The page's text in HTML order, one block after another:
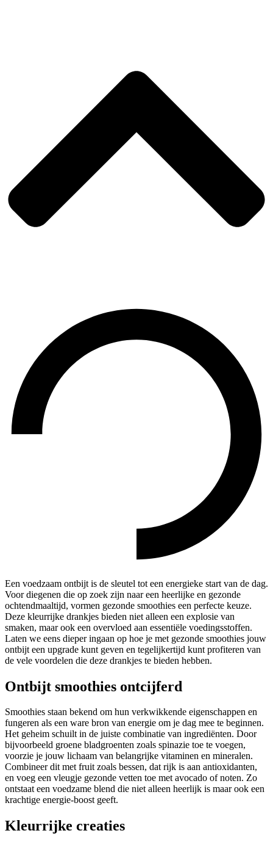
Een voedzaam ontbijt is de sleutel tot een energieke start van de dag.
Voor diegenen die op zoek zijn naar een heerlijke en gezonde
ochtendmaaltijd, vormen gezonde smoothies een perfecte keuze.
Deze kleurrijke drankjes bieden niet alleen een explosie van
smaken, maar ook een overvloed aan essentiële voedingsstoffen.
Laten we eens dieper ingaan op hoe je met gezonde smoothies jouw
ontbijt een upgrade kunt geven en tegelijkertijd kunt profiteren van
de vele voordelen die deze drankjes te bieden hebben.
Ontbijt smoothies ontcijferd
Smoothies staan bekend om hun verkwikkende eigenschappen en
fungeren als een ware bron van energie om je dag mee te beginnen.
Het geheim schuilt in de juiste combinatie van ingrediënten. Door
bijvoorbeeld groene bladgroenten zoals spinazie toe te voegen,
voorzie je jouw lichaam van belangrijke vitaminen en mineralen.
Combineer dit met fruit zoals bessen, dat rijk is aan antioxidanten,
en voeg een vleugje gezonde vetten toe met avocado of noten. Zo
ontstaat een voedzame blend die niet alleen heerlijk is maar ook een
krachtige energie-boost geeft.
Kleurrijke creaties